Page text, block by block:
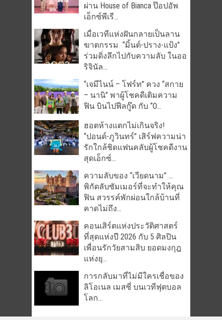
ผ่าน House of Bianca ป๊อปอัพ
เอ็กซ์พีเรี...
เมื่อเวทีแห่งฝันกลายเป็นลาน
ฆาตกรรม “มิ้นต์-ปราง-แป้ง”
ร่วมดิ่งลึกไปกับความลับ ในออ
ริจินัล...
“เจมีไนน์ – โฟร์ท” ควง “สกาย
– นานิ” พาผู้โชคดีเติมความ
ฟิน บินไปฟีลกู๊ด กับ “O...
ฮอตห้างแตกไม่เกินจริง!
“ปอนด์-ภูวินทร์” เสิร์ฟความน่า
รักใกล้ชิดแฟนคลับผู้โชคดีงาน
สุดเอ็กซ์...
ความลับของ “เวียดนาม” …
พิกัดลับซัมเมอร์ที่จะทำให้คุณ
ฟิน สวรรค์พักผ่อนใกล้บ้านที่
คาดไม่ถึง...
คอนเสิร์ตแห่งประวัติศาสตร์
ที่สุดแห่งปี 2026 กับ 5 ศิลปิน
เพื่อนรักวัยสามสิบ ยอดมงกุฎ
แห่งยุ...
การกลับมาที่ไม่มีใครเชื่อของ
ลิโอเนล เมสซี่ บนเวทีฟุตบอล
โลก...